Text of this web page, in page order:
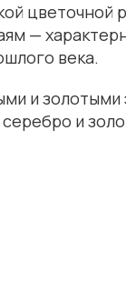
цветочной
—
века.
и золотыми
и